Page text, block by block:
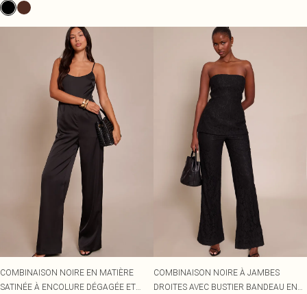
COMBINAISON NOIRE EN MATIÈRE
SATINÉE À ENCOLURE DÉGAGÉE ET
COMBINAISON NOIRE À JAMBES
DROITES AVEC BUSTIER BANDEAU EN